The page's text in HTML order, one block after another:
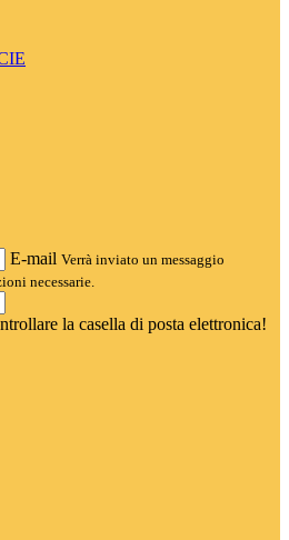
E-mail Verrà inviato un messaggio
necessarie.
la casella di posta elettronica!